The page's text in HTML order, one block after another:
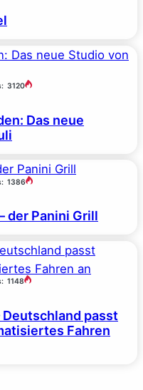
3120
Das neue
1386
der Panini Grill
1148
passt
Fahren